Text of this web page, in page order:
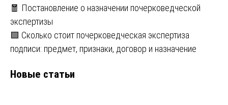
🧧 Постановление о назначении почерковедческой
экспертизы
🟩 Сколько стоит почерковедческая экспертиза
подписи: предмет, признаки, договор и назначение
Новые статьи